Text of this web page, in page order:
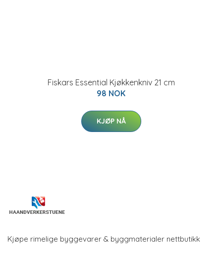
Fiskars Essential Kjøkkenkniv 21 cm
98 NOK
KJØP NÅ
Kjøpe rimelige byggevarer & byggmaterialer nettbutikk